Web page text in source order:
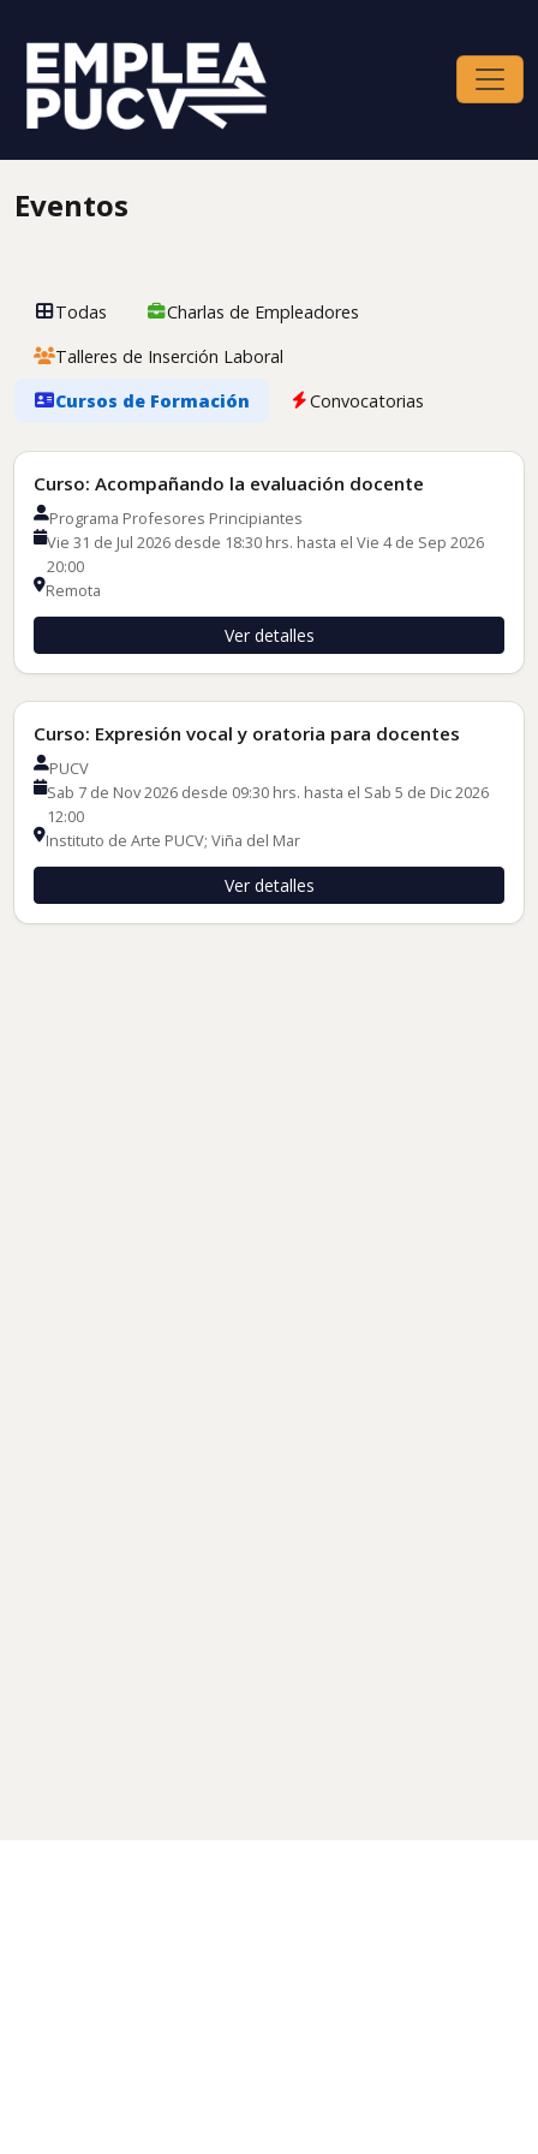
Eventos
Todas
Charlas de Empleadores
Talleres de Inserción Laboral
Cursos de Formación
Convocatorias
Cursos de Formación
Curso: Acompañando la evaluación docente
Programa Profesores Principiantes
Vie 31 de Jul 2026 desde 18:30 hrs. hasta el Vie 4 de Sep 2026
20:00
Remota
Ver detalles
Cursos de Formación
Curso: Expresión vocal y oratoria para docentes
PUCV
Sab 7 de Nov 2026 desde 09:30 hrs. hasta el Sab 5 de Dic 2026
12:00
Instituto de Arte PUCV; Viña del Mar
Ver detalles